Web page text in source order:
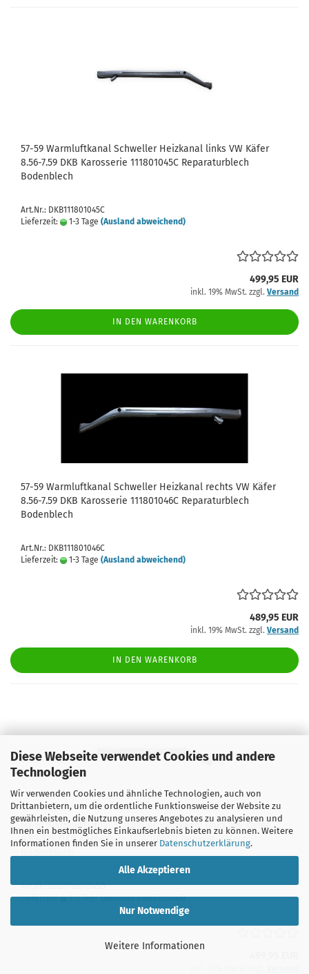
Diese Webseite verwendet Cookies und andere
Technologien
Wir verwenden Cookies und ähnliche Technologien, auch von
Drittanbietern, um die ordentliche Funktionsweise der Website zu
gewährleisten, die Nutzung unseres Angebotes zu analysieren und
Ihnen ein bestmögliches Einkaufserlebnis bieten zu können. Weitere
Informationen finden Sie in unserer Datenschutzerklärung.
Alle Akzeptieren
Nur Notwendige
Weitere Informationen
57-59 Warmluftkanal Schweller Heizkanal links VW Käfer
8.56-7.59 DKB Karosserie 111801045C Reparaturblech
Bodenblech
Art.Nr.: DKB111801045C
Lieferzeit:
1-3 Tage (Ausland abweichend)
499,95 EUR
inkl. 19% MwSt. zzgl. Versand
IN DEN WARENKORB
57-59 Warmluftkanal Schweller Heizkanal rechts VW Käfer
8.56-7.59 DKB Karosserie 111801046C Reparaturblech
Bodenblech
Art.Nr.: DKB111801046C
Lieferzeit:
1-3 Tage (Ausland abweichend)
489,95 EUR
inkl. 19% MwSt. zzgl. Versand
IN DEN WARENKORB
60-61 Warmluftkanal Schweller Heizkanal links VW Käfer
8.59-7.61 DKB Karosserie 111801045D Reparaturblech
Bodenblech
Art.Nr.: DKB111801045D
Lieferzeit:
1-3 Tage (Ausland abweichend)